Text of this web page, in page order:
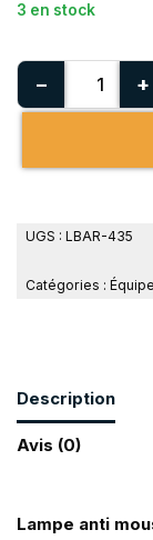
3 en stock
− +
UGS : LBAR-435
Catégories :
Description
Avis (0)
Lampe anti